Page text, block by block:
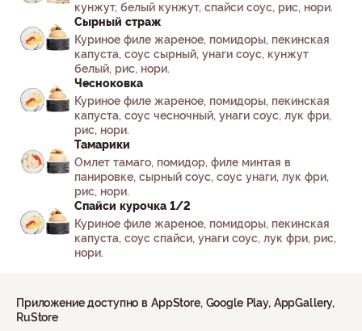
кунжут, белый кунжут, спайси соус, рис, нори.
Сырный страж
Куриное филе жареное, помидоры, пекинская
капуста, соус сырный, унаги соус, кунжут
белый, рис, нори.
Чесноковка
Куриное филе жареное, помидоры, пекинская
капуста, соус чесночный, унаги соус, лук фри,
рис, нори.
Тамарики
Омлет тамаго, помидор, филе минтая в
панировке, сырный соус, соус унаги, лук фри,
рис, нори.
Спайси курочка 1/2
Куриное филе жареное, помидоры, пекинская
капуста, соус спайси, унаги соус, лук фри, рис,
нори.
Приложение доступно в AppStore, Google Play, AppGallery,
RuStore